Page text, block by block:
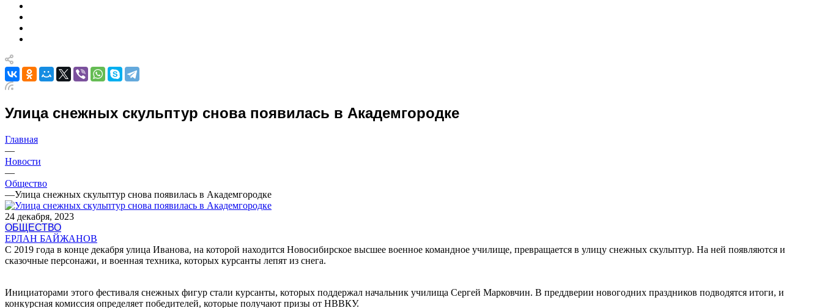
Улица снежных скульптур снова появилась в Академгородке
Главная
—
Новости
—
Общество
—Улица снежных скульптур снова появилась в Академгородке
24 декабря, 2023
ОБЩЕСТВО
ЕРЛАН БАЙЖАНОВ
С 2019 года в конце декабря улица Иванова, на которой находится Новосибирское высшее военное командное училище, превращается в улицу снежных скульптур. На ней появляются и
сказочные персонажи, и военная техника, которых курсанты лепят из снега.
Инициаторами этого фестиваля снежных фигур стали курсанты, которых поддержал начальник училища Сергей Марковчин. В преддверии новогодних праздников подводятся итоги, и
конкурсная комиссия определяет победителей, которые получают призы от НВВКУ.